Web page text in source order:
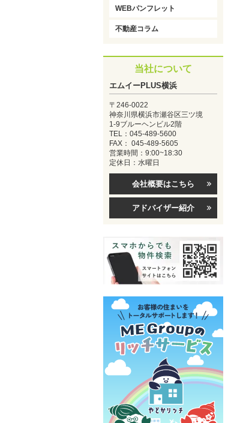
WEBパンフレット
不動産コラム
当社について
エムイーPLUS横浜
〒246-0022
神奈川県横浜市瀬谷区三ツ境
1-9ブルーヘンビル2階
TEL：045-489-5600
FAX： 045-489-5605
営業時間：9:00~18:30
定休日：水曜日
会社概要はこちら
アドバイザー紹介